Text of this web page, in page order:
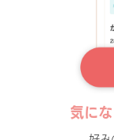
気に